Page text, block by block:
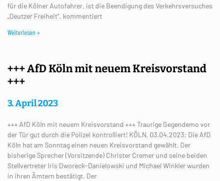
für die Kölner Autofahrer, ist die Beendigung des Verkehrsversuches
„Deutzer Freiheit“, kommentiert
Weiterlesen »
+++ AfD Köln mit neuem Kreisvorstand
+++
3. April 2023
+++ AfD Köln mit neuem Kreisvorstand +++ Traurige Gegendemo vor
der Tür gut durch die Polizei kontrolliert! KÖLN, 03.04.2023: Die AfD
Köln hat am Sonntag einen neuen Kreisvorstand gewählt. Der
bisherige Sprecher (Vorsitzende) Christer Cremer und seine beiden
Stellvertreter Iris Dworeck-Danielowski und Michael Winkler wurden
in ihren Ämtern bestätigt. Der